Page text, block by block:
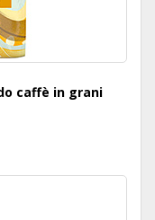
caffè in grani